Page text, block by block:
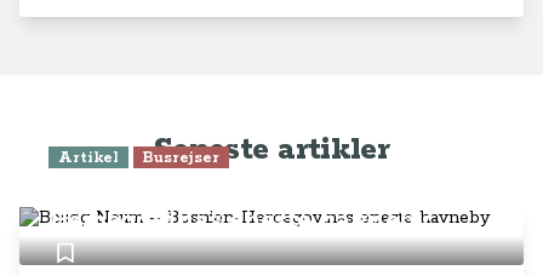
Seneste artikler
Artikel Busrejser
Hercegovinas eneste havneby